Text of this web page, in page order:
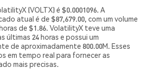
(VOLTX) é $0.0001096. A
atual é de $87,679.00, com um volume
de $1.86. VolatilityX teve uma
últimas 24 horas e possui um
de aproximadamente 800.00M. Esses
em tempo real para fornecer as
mais precisas.